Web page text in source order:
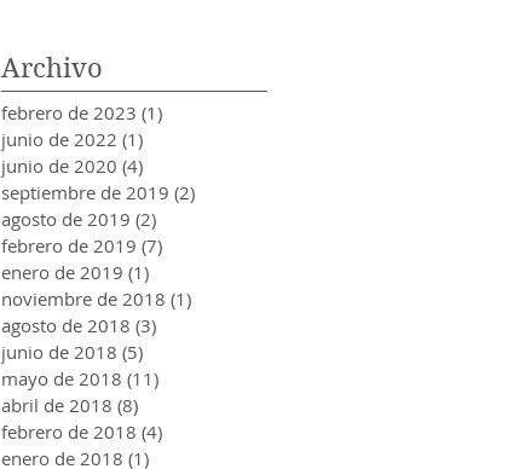
Archivo
febrero de 2023 (1)
junio de 2022 (1)
junio de 2020 (4)
septiembre de 2019 (2)
agosto de 2019 (2)
febrero de 2019 (7)
enero de 2019 (1)
noviembre de 2018 (1)
agosto de 2018 (3)
junio de 2018 (5)
mayo de 2018 (11)
abril de 2018 (8)
febrero de 2018 (4)
enero de 2018 (1)